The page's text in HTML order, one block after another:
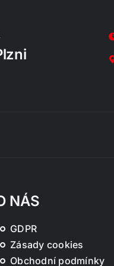
NÁS
GDPR
Zásady cookies
Obchodní podmínky